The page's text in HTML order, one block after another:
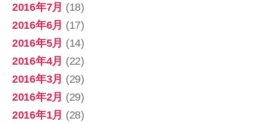
2016年7月 (18)
2016年6月 (17)
2016年5月 (14)
2016年4月 (22)
2016年3月 (29)
2016年2月 (29)
2016年1月 (28)